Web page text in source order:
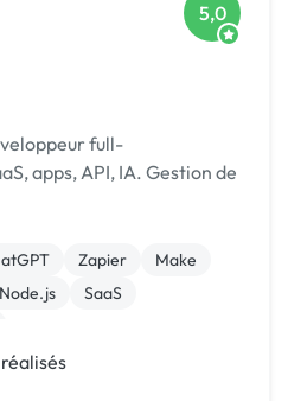
5,0
full-
apps, API, IA. Gestion de
Zapier
Make
Node.js
SaaS